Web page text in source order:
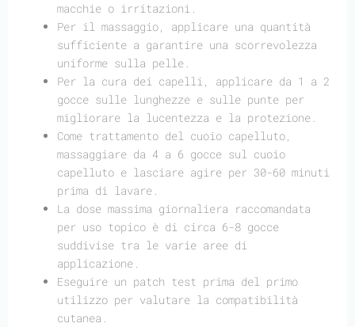
macchie o irritazioni.
Per il massaggio, applicare una quantità
sufficiente a garantire una scorrevolezza
uniforme sulla pelle.
Per la cura dei capelli, applicare da 1 a 2
gocce sulle lunghezze e sulle punte per
migliorare la lucentezza e la protezione.
Come trattamento del cuoio capelluto,
massaggiare da 4 a 6 gocce sul cuoio
capelluto e lasciare agire per 30-60 minuti
prima di lavare.
La dose massima giornaliera raccomandata
per uso topico è di circa 6-8 gocce
suddivise tra le varie aree di
applicazione.
Eseguire un patch test prima del primo
utilizzo per valutare la compatibilità
cutanea.